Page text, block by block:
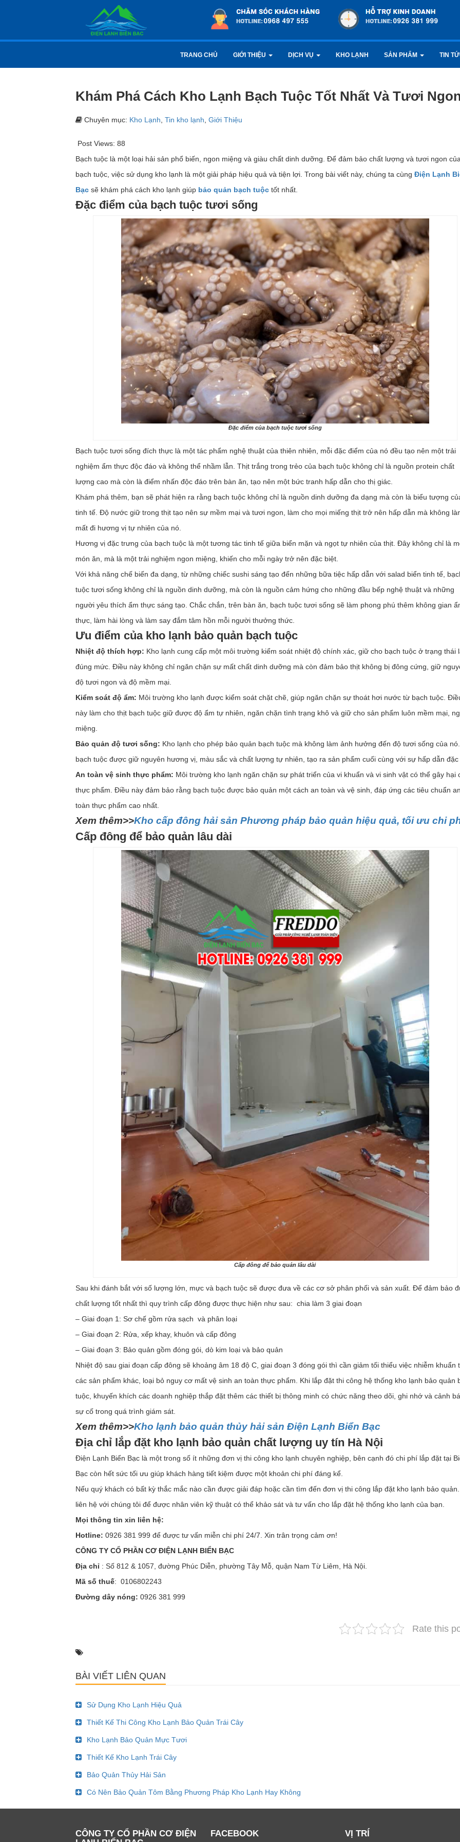
TRANG CHỦ GIỚI THIỆU DỊCH VỤ KHO LẠNH SẢN PHẨM TIN
Khám Phá Cách Kho Lạnh Bạch Tuộc Tốt Nhất Và Tươi
Chuyên mục: Kho Lạnh Tin kho lạnh Giới Thiệu
Post Views: 88
Bạch tuộc là một loại hải sản phổ biến, ngon miệng và giàu chất dinh dưỡng. Để đảm bảo chất lượng và tươi ngon của
bạch tuộc, việc sử dụng kho lạnh là một giải pháp hiệu quả và tiện lợi. Trong bài viết này, chúng ta cùng Điện Lạnh
Bạc sẽ khám phá cách kho lạnh giúp bảo quản bạch tuộc tốt nhất.
Đặc điểm của bạch tuộc tươi sống
Đặc điểm của bạch tuộc tươi sống
Bạch tuộc tươi sống đích thực là một tác phẩm nghệ thuật của thiên nhiên, mỗi đặc điểm của nó đều tạo nên một trải
nghiệm ẩm thực độc đáo và không thể nhầm lẫn. Thịt trắng trong trẻo của bạch tuộc không chỉ là nguồn protein chất
lượng cao mà còn là điểm nhấn độc đáo trên bàn ăn, tạo nên một bức tranh hấp dẫn cho thị giác.
Khám phá thêm, bạn sẽ phát hiện ra rằng bạch tuộc không chỉ là nguồn dinh dưỡng đa dạng mà còn là biểu tượng
tinh tế. Độ nước giữ trong thịt tạo nên sự mềm mại và tươi ngon, làm cho mọi miếng thịt trở nên hấp dẫn mà không
mất đi hương vị tự nhiên của nó.
Hương vị đặc trưng của bạch tuộc là một tương tác tinh tế giữa biển mặn và ngọt tự nhiên của thịt. Đây không chỉ là
món ăn, mà là một trải nghiệm ngon miệng, khiến cho mỗi ngày trở nên đặc biệt.
Với khả năng chế biến đa dạng, từ những chiếc sushi sáng tạo đến những bữa tiệc hấp dẫn với salad biển tinh tế,
tuộc tươi sống không chỉ là nguồn dinh dưỡng, mà còn là nguồn cảm hứng cho những đầu bếp nghệ thuật và những
người yêu thích ẩm thực sáng tạo. Chắc chắn, trên bàn ăn, bạch tuộc tươi sống sẽ làm phong phú thêm không gian
thực, làm hài lòng và làm say đắm tâm hồn mỗi người thưởng thức.
Ưu điểm của kho lạnh bảo quản bạch tuộc
Nhiệt độ thích hợp: Kho lạnh cung cấp một môi trường kiểm soát nhiệt độ chính xác, giữ cho bạch tuộc ở trạng thái
đúng mức. Điều này không chỉ ngăn chặn sự mất chất dinh dưỡng mà còn đảm bảo thịt không bị đông cứng, giữ
độ tươi ngon và độ mềm mại.
Kiểm soát độ ẩm: Môi trường kho lạnh được kiểm soát chặt chẽ, giúp ngăn chặn sự thoát hơi nước từ bạch tuộc.
này làm cho thịt bạch tuộc giữ được độ ẩm tự nhiên, ngăn chặn tình trạng khô và giữ cho sản phẩm luôn mềm mại,
miệng.
Bảo quản độ tươi sống: Kho lạnh cho phép bảo quản bạch tuộc mà không làm ảnh hưởng đến độ tươi sống của
bạch tuộc được giữ nguyên hương vị, màu sắc và chất lượng tự nhiên, tạo ra sản phẩm cuối cùng với sự hấp dẫn đặc
An toàn vệ sinh thực phẩm: Môi trường kho lạnh ngăn chặn sự phát triển của vi khuẩn và vi sinh vật có thể gây hại
thực phẩm. Điều này đảm bảo rằng bạch tuộc được bảo quản một cách an toàn và vệ sinh, đáp ứng các tiêu chuẩn an
toàn thực phẩm cao nhất.
Xem thêm>>Kho cấp đông hải sản Phương pháp bảo quản hiệu quả, tối ưu chi
Cấp đông để bảo quản lâu dài
Cấp đông để bảo quản lâu dài
Sau khi đánh bắt với số lượng lớn, mực và bạch tuộc sẽ được đưa về các cơ sở phân phối và sản xuất. Để đảm bảo
chất lượng tốt nhất thì quy trình cấp đông được thực hiện như sau: chia làm 3 giai đoạn
– Giai đoạn 1: Sơ chế gồm rửa sạch và phân loại
– Giai đoạn 2: Rửa, xếp khay, khuôn và cấp đông
– Giai đoạn 3: Bảo quản gồm đóng gói, dò kim loại và bảo quản
Nhiệt độ sau giai đoạn cấp đông sẽ khoảng âm 18 độ C, giai đoạn 3 đóng gói thì cần giảm tối thiểu việc nhiễm khuẩn
các sản phẩm khác, loại bỏ nguy cơ mất vệ sinh an toàn thực phẩm. Khi lắp đặt thi công hệ thống kho lạnh bảo quản
tuộc, khuyến khích các doanh nghiệp thắp đặt thêm các thiết bị thông minh có chức năng theo dõi, ghi nhớ và cảnh
sự cố trong quá trình giám sát.
Xem thêm>>Kho lạnh bảo quản thủy hải sản Điện Lạnh Biển Bạc
Địa chỉ lắp đặt kho lạnh bảo quản chất lượng uy tín Hà Nội
Điện Lạnh Biển Bạc là một trong số ít những đơn vị thi công kho lạnh chuyên nghiệp, bên cạnh đó chi phí lắp đặt tại
Bạc còn hết sức tối ưu giúp khách hàng tiết kiệm được một khoản chi phí đáng kể.
Nếu quý khách có bất kỳ thắc mắc nào cần được giải đáp hoặc cần tìm đến đơn vị thi công lắp đặt kho lạnh bảo
liên hệ với chúng tôi để được nhân viên kỹ thuật có thể khảo sát và tư vấn cho lắp đặt hệ thống kho lạnh của bạn.
Mọi thông tin xin liên hệ:
Hotline: 0926 381 999 để được tư vấn miễn chi phí 24/7. Xin trân trọng cảm ơn!
CÔNG TY CỔ PHẦN CƠ ĐIỆN LẠNH BIỂN BẠC
Địa chỉ : Số 812 & 1057, đường Phúc Diễn, phường Tây Mỗ, quận Nam Từ Liêm, Hà Nội.
Mã số thuế: 0106802243
Đường dây nóng: 0926 381 999
Rate this
BÀI VIẾT LIÊN QUAN
Sử Dụng Kho Lạnh Hiệu Quả
Thiết Kế Thi Công Kho Lạnh Bảo Quản Trái Cây
Kho Lạnh Bảo Quản Mực Tươi
Thiết Kế Kho Lạnh Trái Cây
Bảo Quản Thủy Hải Sản
Có Nên Bảo Quản Tôm Bằng Phương Pháp Kho Lạnh Hay Không
CÔNG TY CỔ PHẦN CƠ ĐIỆN
FACEBOOK VỊ TRÍ